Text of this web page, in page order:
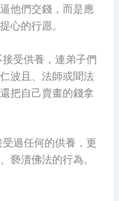
他們交錢，而是應
心的行愿。
受供養，連弟子們
波且、法師或聞法
把自己賣畫的錢拿
過任何的供養，更
褻瀆佛法的行為。